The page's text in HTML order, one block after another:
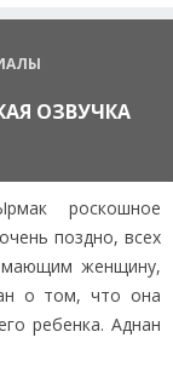
ОЗВУЧКА
роскошное
поздно, всех
женщину,
о том, что она
ребенка. Аднан